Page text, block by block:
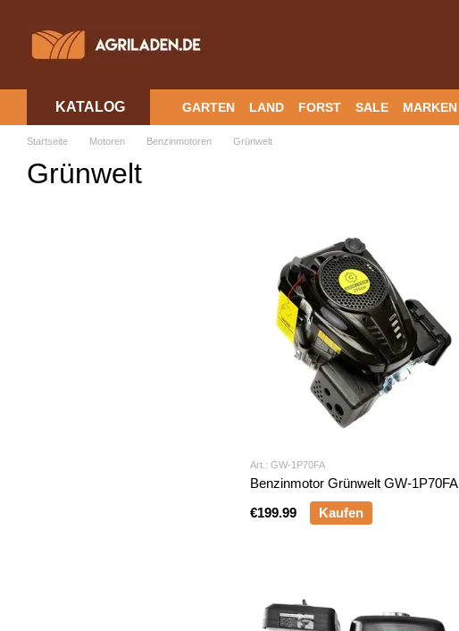
KATALOG GARTEN LAND FORST SALE MARKEN
Startseite Motoren Benzinmotoren Grünwelt
Grünwelt
Art.: GW-1P70FA
Benzinmotor Grünwelt GW-1P70FA
€199.99
Kaufen